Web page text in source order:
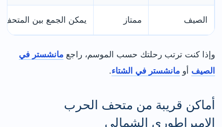
الصيف ممتاز يمكن الجمع بين
وإذا كنت ترتب رحلتك حسب الموسم، راجع مانشستر في
الصيف أو مانشستر في الشتاء.
أماكن قريبة من متحف الحرب
الإمبراطوري الشمالي